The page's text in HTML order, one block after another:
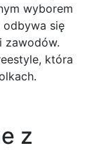
wyborem
się
zawodów.
która
z